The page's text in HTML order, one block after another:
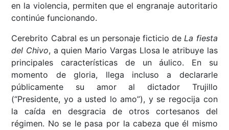
en la violencia, permiten que el engranaje autoritario
continúe funcionando.
Cerebrito Cabral es un personaje ficticio deLa fiesta
del Chivo, a quien Mario Vargas Llosa le atribuye las
principales características de un áulico. En su
momento de gloria, llega incluso a declararle
públicamente su amor al dictador Trujillo
(“Presidente, yo a usted lo amo”), y se regocija con
la caída en desgracia de otros cortesanos del
régimen. No se le pasa por la cabeza que él mismo